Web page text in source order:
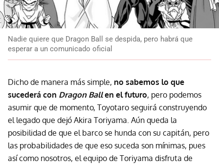
Nadie quiere que Dragon Ball se despida, pero habrá que
esperar a un comunicado oficial
Dicho de manera más simple, no sabemos lo que
sucederá con Dragon Ballen el futuro, pero podemos
asumir que de momento, Toyotaro seguirá construyendo
el legado que dejó Akira Toriyama. Aún queda la
posibilidad de que el barco se hunda con su capitán, pero
las probabilidades de que eso suceda son mínimas, pues
así como nosotros, el equipo de Toriyama disfruta de